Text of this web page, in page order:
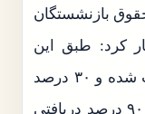
بازنشستگان
کرد: طبق این
قانون ۴۰ درصد آن در سال اول پرداخت شده و ۳۰ درصد
سال دوم و ۳۰ درصد باقی مانده از کل ۹۰ درصد دریافتی